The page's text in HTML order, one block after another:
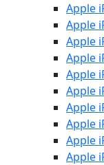
Apple
Apple
Apple
Apple
Apple
Apple
Apple
Apple
Apple
Apple